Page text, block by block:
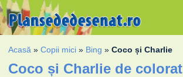
Acasă »Copii mici » Bing »Coco și Charlie
Coco și Charlie de colorat